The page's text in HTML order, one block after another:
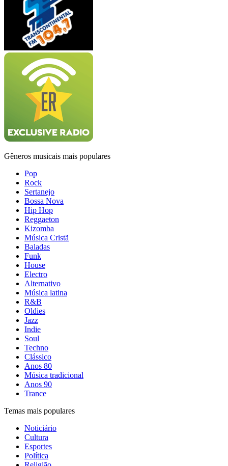
Gêneros musicais mais populares
Pop
Rock
Sertanejo
Bossa Nova
Hip Hop
Reggaeton
Kizomba
Música Cristã
Baladas
Funk
House
Electro
Alternativo
Música latina
R&B
Oldies
Jazz
Indie
Soul
Techno
Clássico
Anos 80
Música tradicional
Anos 90
Trance
Temas mais populares
Noticiário
Cultura
Esportes
Política